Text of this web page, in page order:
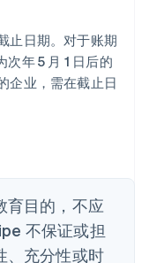
止日期。对于账期
次年 5 月 1 日后的
企业，需在截止日
育目的，不应
不保证或担
、充分性或时